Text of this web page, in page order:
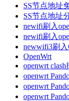
SS节点地址
SS节点地址
newifi刷入
newifi刷入
newwifi3刷
OpenWrt
openwrt
openwrt
openwrt
openwrt